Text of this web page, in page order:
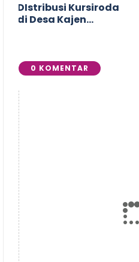
DIstribusi Kursiroda
di Desa Kajen
0 KOMENTAR